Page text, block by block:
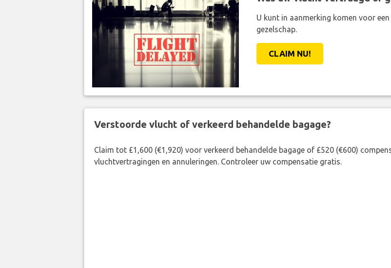
U kunt in aanmerking komen voor
gezelschap.
CLAIM NU!
Verstoorde vlucht of verkeerd behandelde bagage?
Claim tot £1,600 (€1,920) voor verkeerd behandelde bagage of £520 (€600)
vluchtvertragingen en annuleringen. Controleer uw compensatie gratis.